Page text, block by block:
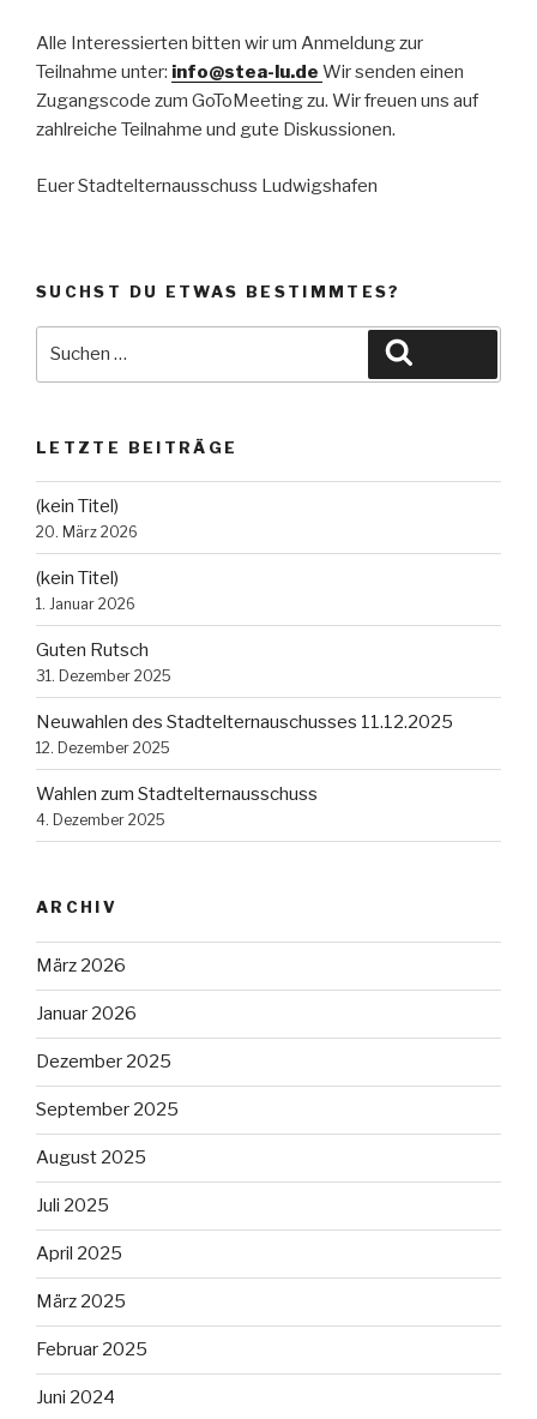
Alle Interessierten bitten wir um Anmeldung zur
Teilnahme unter: info@stea-lu.de Wir senden einen
Zugangscode zum GoToMeeting zu. Wir freuen uns auf
zahlreiche Teilnahme und gute Diskussionen.
Euer Stadtelternausschuss Ludwigshafen
SUCHST DU ETWAS BESTIMMTES?
LETZTE BEITRÄGE
(kein Titel)
20. März 2026
(kein Titel)
1. Januar 2026
Guten Rutsch
31. Dezember 2025
Neuwahlen des Stadtelternauschusses 11.12.2025
12. Dezember 2025
Wahlen zum Stadtelternausschuss
4. Dezember 2025
ARCHIV
März 2026
Januar 2026
Dezember 2025
September 2025
August 2025
Juli 2025
April 2025
März 2025
Februar 2025
Juni 2024